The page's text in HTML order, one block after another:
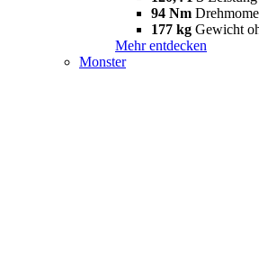
94 Nm
177 kg Gewicht
Mehr entdecken
Monster